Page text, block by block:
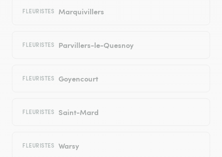
FLEURISTES Marquivillers
FLEURISTES Parvillers-le-Quesnoy
FLEURISTES Goyencourt
FLEURISTES Saint-Mard
FLEURISTES Warsy